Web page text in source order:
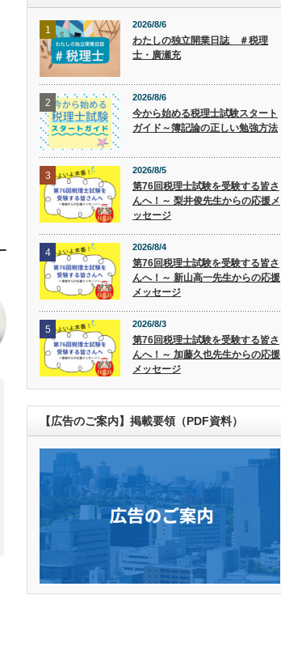
1 2026/8/6
わたしの独立開業日誌 ＃税理
士・廣瀬充
2 2026/8/6
今から始める税理士試験スタート
ガイド～簿記論の正しい勉強方法
3 2026/8/5
第76回税理士試験を受験する皆さ
んへ！～ 梨井俊先生からの応援メ
ッセージ
4 2026/8/4
第76回税理士試験を受験する皆さ
んへ！～ 新山高一先生からの応援
メッセージ
5 2026/8/3
第76回税理士試験を受験する皆さ
んへ！～ 加藤久也先生からの応援
メッセージ
【広告のご案内】掲載要領（PDF資料）